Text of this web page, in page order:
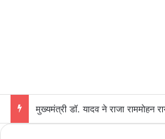
मुख्यमंत्री डॉ. यादव ने राजा राममोहन